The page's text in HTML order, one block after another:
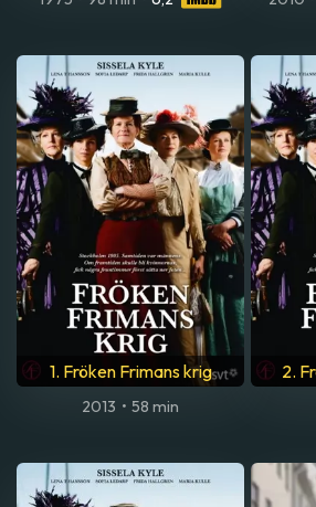
1. Fröken Frimans krig
2013 • 58 min
2.